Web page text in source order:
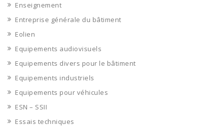
Enseignement
Entreprise générale du bâtiment
Eolien
Equipements audiovisuels
Equipements divers pour le bâtiment
Equipements industriels
Equipements pour véhicules
ESN – SSII
Essais techniques